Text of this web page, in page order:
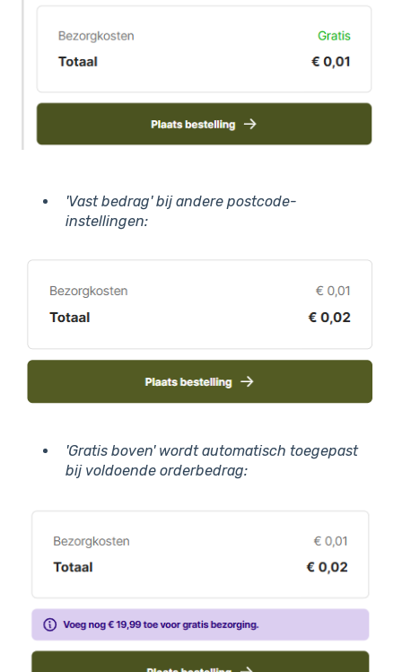
'Vast bedrag' bij andere postcode-
instellingen:
'Gratis boven' wordt automatisch toegepast
bij voldoende orderbedrag: